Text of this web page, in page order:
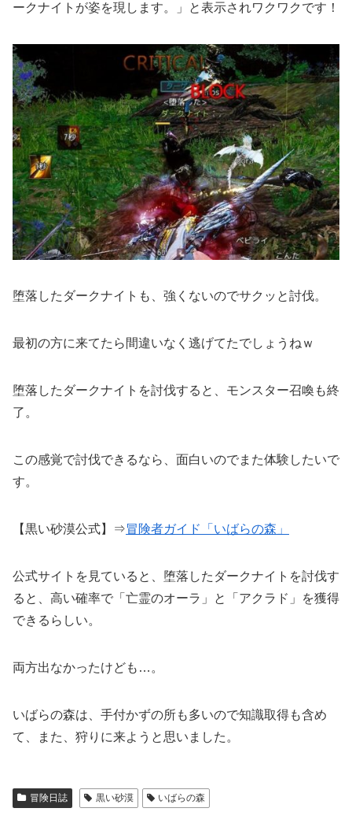
ークナイトが姿を現します。」と表示されワクワクです！
堕落したダークナイトも、強くないのでサクッと討伐。
最初の方に来てたら間違いなく逃げてたでしょうねｗ
堕落したダークナイトを討伐すると、モンスター召喚も終
了。
この感覚で討伐できるなら、面白いのでまた体験したいで
す。
【黒い砂漠公式】⇒冒険者ガイド「いばらの森」
公式サイトを見ていると、堕落したダークナイトを討伐す
ると、高い確率で「亡霊のオーラ」と「アクラド」を獲得
できるらしい。
両方出なかったけども…。
いばらの森は、手付かずの所も多いので知識取得も含め
て、また、狩りに来ようと思いました。
冒険日誌 黒い砂漠 いばらの森